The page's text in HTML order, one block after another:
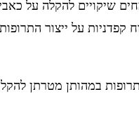
שיקויים להקלה על
קפדניות על ייצור
במהותן מטרתן להקל